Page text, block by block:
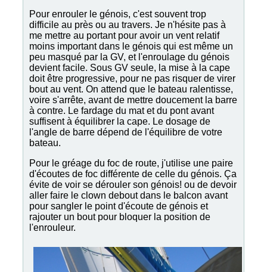
Pour enrouler le génois, c'est souvent trop
difficile au près ou au travers. Je n'hésite pas à
me mettre au portant pour avoir un vent relatif
moins important dans le génois qui est même un
peu masqué par la GV, et l'enroulage du génois
devient facile. Sous GV seule, la mise à la cape
doit être progressive, pour ne pas risquer de virer
bout au vent. On attend que le bateau ralentisse,
voire s'arrête, avant de mettre doucement la barre
à contre. Le fardage du mat et du pont avant
suffisent à équilibrer la cape. Le dosage de
l'angle de barre dépend de l'équilibre de votre
bateau.
Pour le gréage du foc de route, j'utilise une paire
d'écoutes de foc différente de celle du génois. Ça
évite de voir se dérouler son génois! ou de devoir
aller faire le clown debout dans le balcon avant
pour sangler le point d'écoute de génois et
rajouter un bout pour bloquer la position de
l'enrouleur.